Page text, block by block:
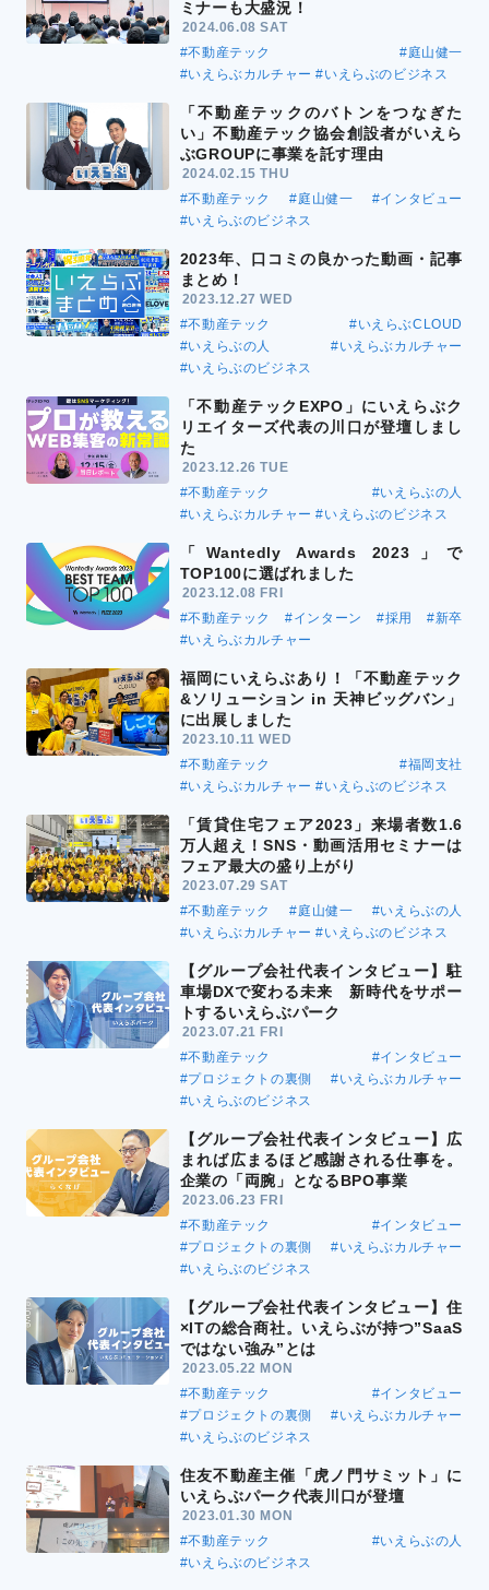
ミナーも大盛況！
2024.06.08 SAT
#不動産テック
#庭山健一
#いえらぶカルチャー #いえらぶのビジネス
「不動産テックのバトンをつなぎた
い」不動産テック協会創設者がいえら
ぶGROUPに事業を託す理由
2024.02.15 THU
#不動産テック
#庭山健一
#インタビュー
#いえらぶのビジネス
2023年、口コミの良かった動画・記事
まとめ！
2023.12.27 WED
#不動産テック
#いえらぶCLOUD
#いえらぶの人
#いえらぶカルチャー
#いえらぶのビジネス
「不動産テックEXPO」にいえらぶク
リエイターズ代表の川口が登壇しまし
た
2023.12.26 TUE
#不動産テック
#いえらぶの人
#いえらぶカルチャー #いえらぶのビジネス
「Wantedly Awards 2023」で
TOP100に選ばれました
2023.12.08 FRI
#不動産テック
#インターン #採用
#新卒
#いえらぶカルチャー
福岡にいえらぶあり！「不動産テック
&ソリューション in 天神ビッグバン」
に出展しました
2023.10.11 WED
#不動産テック
#福岡支社
#いえらぶカルチャー #いえらぶのビジネス
「賃貸住宅フェア2023」来場者数1.6
万人超え！SNS・動画活用セミナーは
フェア最大の盛り上がり
2023.07.29 SAT
#不動産テック
#庭山健一
#いえらぶの人
#いえらぶカルチャー #いえらぶのビジネス
【グループ会社代表インタビュー】駐
車場DXで変わる未来 新時代をサポー
トするいえらぶパーク
2023.07.21 FRI
#不動産テック
#インタビュー
#プロジェクトの裏側
#いえらぶカルチャー
#いえらぶのビジネス
【グループ会社代表インタビュー】広
まれば広まるほど感謝される仕事を。
企業の「両腕」となるBPO事業
2023.06.23 FRI
#不動産テック
#インタビュー
#プロジェクトの裏側
#いえらぶカルチャー
#いえらぶのビジネス
【グループ会社代表インタビュー】住
×ITの総合商社。いえらぶが持つ”SaaS
ではない強み”とは
2023.05.22 MON
#不動産テック
#インタビュー
#プロジェクトの裏側
#いえらぶカルチャー
#いえらぶのビジネス
住友不動産主催「虎ノ門サミット」に
いえらぶパーク代表川口が登壇
2023.01.30 MON
#不動産テック
#いえらぶの人
#いえらぶのビジネス